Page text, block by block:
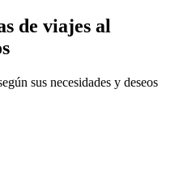
de viajes al
sus necesidades y deseos